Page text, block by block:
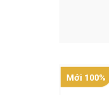
Mới 100%